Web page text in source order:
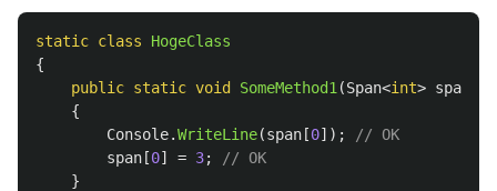
static class
HogeClass
{
public static void SomeMethod1 (Span<int> span
{
Console.WriteLine(span [0]);
// OK
span [0] = 3;
// OK
}